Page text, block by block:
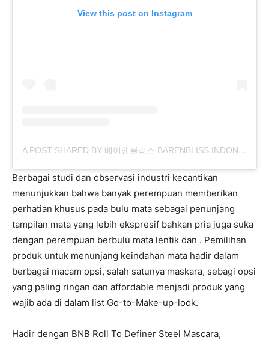
View this post on Instagram
A POST SHARED BY 베어앤블리스 BARENBLISS INDONESIA (@BARENBLISS_ID)
Berbagai studi dan observasi industri kecantikan
menunjukkan bahwa banyak perempuan memberikan
perhatian khusus pada bulu mata sebagai penunjang
tampilan mata yang lebih ekspresif bahkan pria juga suka
dengan perempuan berbulu mata lentik dan . Pemilihan
produk untuk menunjang keindahan mata hadir dalam
berbagai macam opsi, salah satunya maskara, sebagi opsi
yang paling ringan dan affordable menjadi produk yang
wajib ada di dalam list Go-to-Make-up-look.
Hadir dengan BNB Roll To Definer Steel Mascara,